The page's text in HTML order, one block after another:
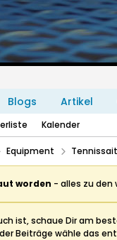
Blogs Artikel
Kalender
Equipment
worden - alles zu den
ist, schaue Dir am
Beiträge wähle das